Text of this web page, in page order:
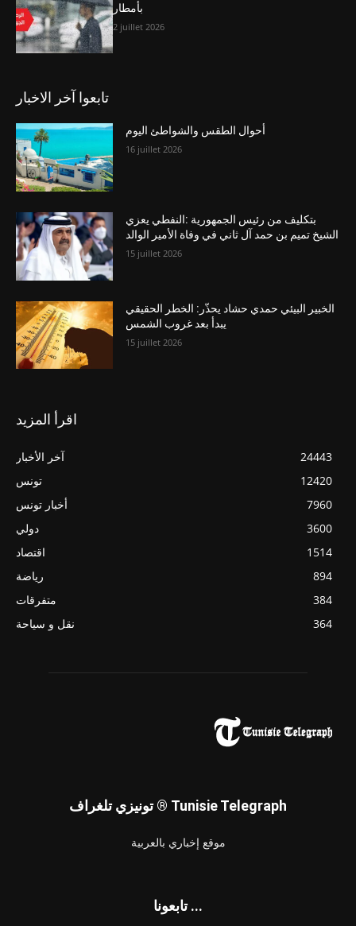
بأمطار
2 juillet 2026
تابعوا آخر الاخبار
أحوال الطقس والشواطئ اليوم
16 juillet 2026
بتكليف من رئيس الجمهورية :النفطي يعزي
الشيخ تميم بن حمد آل ثاني في وفاة الأمير الوالد
15 juillet 2026
الخبير البيئي حمدي حشاد يحذّر: الخطر الحقيقي
يبدأ بعد غروب الشمس
15 juillet 2026
اقرأ المزيد
آخر الأخبار
24443
تونس
12420
أخبار تونس
7960
دولي
3600
اقتصاد
1514
رياضة
894
متفرقات
384
نقل و سياحة
364
تونيزي تلغراف ® Tunisie Telegraph
موقع إخباري بالعربية
تابعونا ...